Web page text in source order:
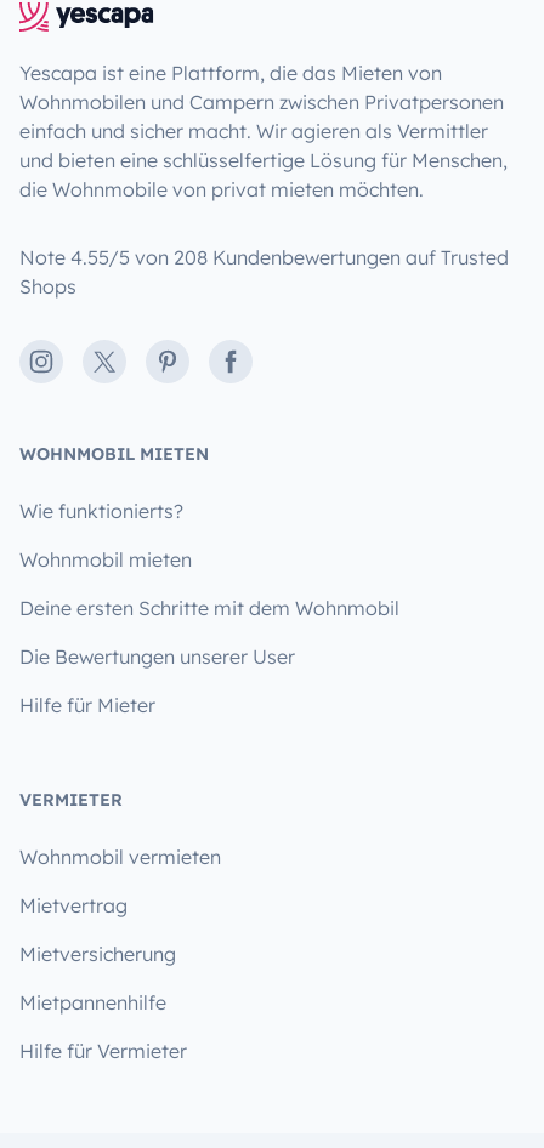
Yescapa ist eine Plattform, die das Mieten von
Wohnmobilen und Campern zwischen Privatpersonen
einfach und sicher macht. Wir agieren als Vermittler
und bieten eine schlüsselfertige Lösung für Menschen,
die Wohnmobile von privat mieten möchten.
Note 4.55/5 von 208 Kundenbewertungen auf Trusted
Shops
Instagram
X PinterestFacebook
WOHNMOBIL MIETEN
Wie funktionierts?
Wohnmobil mieten
Deine ersten Schritte mit dem Wohnmobil
Die Bewertungen unserer User
Hilfe für Mieter
VERMIETER
Wohnmobil vermieten
Mietvertrag
Mietversicherung
Mietpannenhilfe
Hilfe für Vermieter